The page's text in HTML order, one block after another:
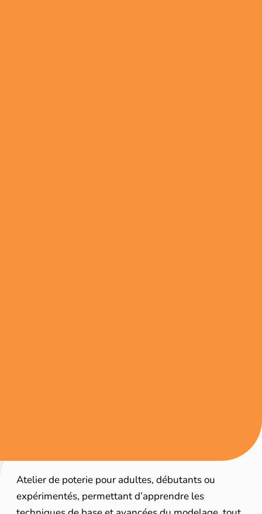
Atelier de poterie pour adultes, débutants ou
expérimentés, permettant d’apprendre les